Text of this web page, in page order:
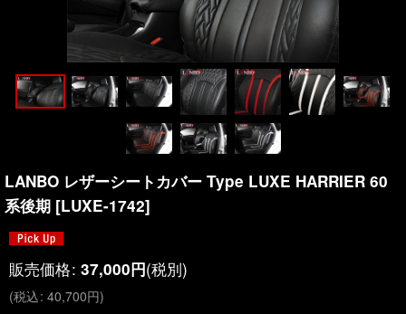
LANBO レザーシートカバー Type LUXE HARRIER 60
系後期 [LUXE-1742]
販売価格: 37,000円(税別)
(税込: 40,700円)